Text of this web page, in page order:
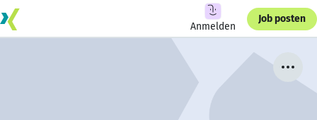
Anmelden
Job posten